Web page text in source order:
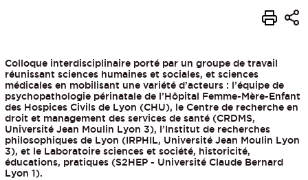
Colloque interdisciplinaire porté par un groupe de travail
réunissant sciences humaines et sociales, et sciences
médicales en mobilisant une variété d’acteurs : l’équipe de
psychopathologie périnatale de l’Hôpital Femme-Mère-Enfant
des Hospices Civils de Lyon (CHU), le Centre de recherche en
droit et management des services de santé (CRDMS,
Université Jean Moulin Lyon 3), l’Institut de recherches
philosophiques de Lyon (IRPHIL, Université Jean Moulin Lyon
3), et le Laboratoire sciences et société, historicité,
éducations, pratiques (S2HEP - Université Claude Bernard
Lyon 1).